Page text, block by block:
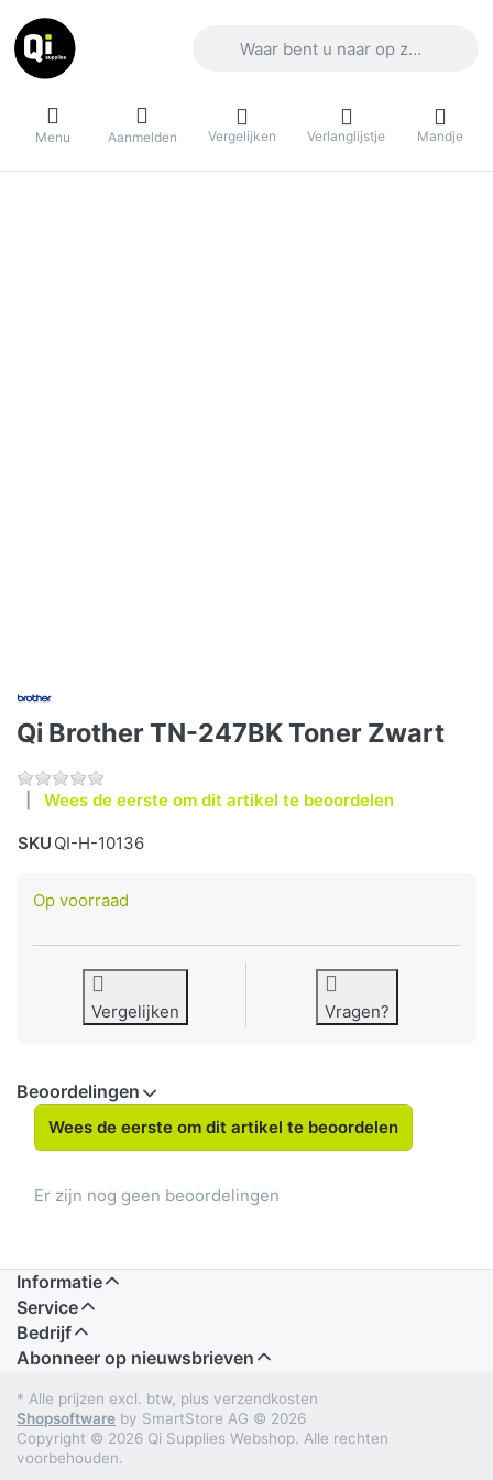
Menu Aanmelden Vergelijken Verlanglijstje Mandje
Qi Brother TN-247BK Toner Zwart
Wees de eerste om dit artikel te beoordelen
SKU QI-H-10136
Op voorraad
Vergelijken Vragen?
Beoordelingen
Wees de eerste om dit artikel te beoordelen
Er zijn nog geen beoordelingen
Informatie
Service
Bedrijf
Abonneer op nieuwsbrieven
* Alle prijzen excl. btw, plus verzendkosten
Shopsoftware by SmartStore AG © 2026
Copyright © 2026 Qi Supplies Webshop. Alle rechten
voorbehouden.